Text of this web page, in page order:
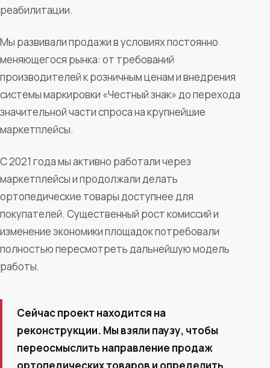
реабилитации.
Мы развивали продажи в условиях постоянно
меняющегося рынка: от требований
производителей к розничным ценам и внедрения
системы маркировки «Честный знак» до перехода
значительной части спроса на крупнейшие
маркетплейсы.
С 2021 года мы активно работали через
маркетплейсы и продолжали делать
ортопедические товары доступнее для
покупателей. Существенный рост комиссий и
изменение экономики площадок потребовали
полностью пересмотреть дальнейшую модель
работы.
Сейчас проект находится на
реконструкции. Мы взяли паузу, чтобы
переосмыслить направление продаж